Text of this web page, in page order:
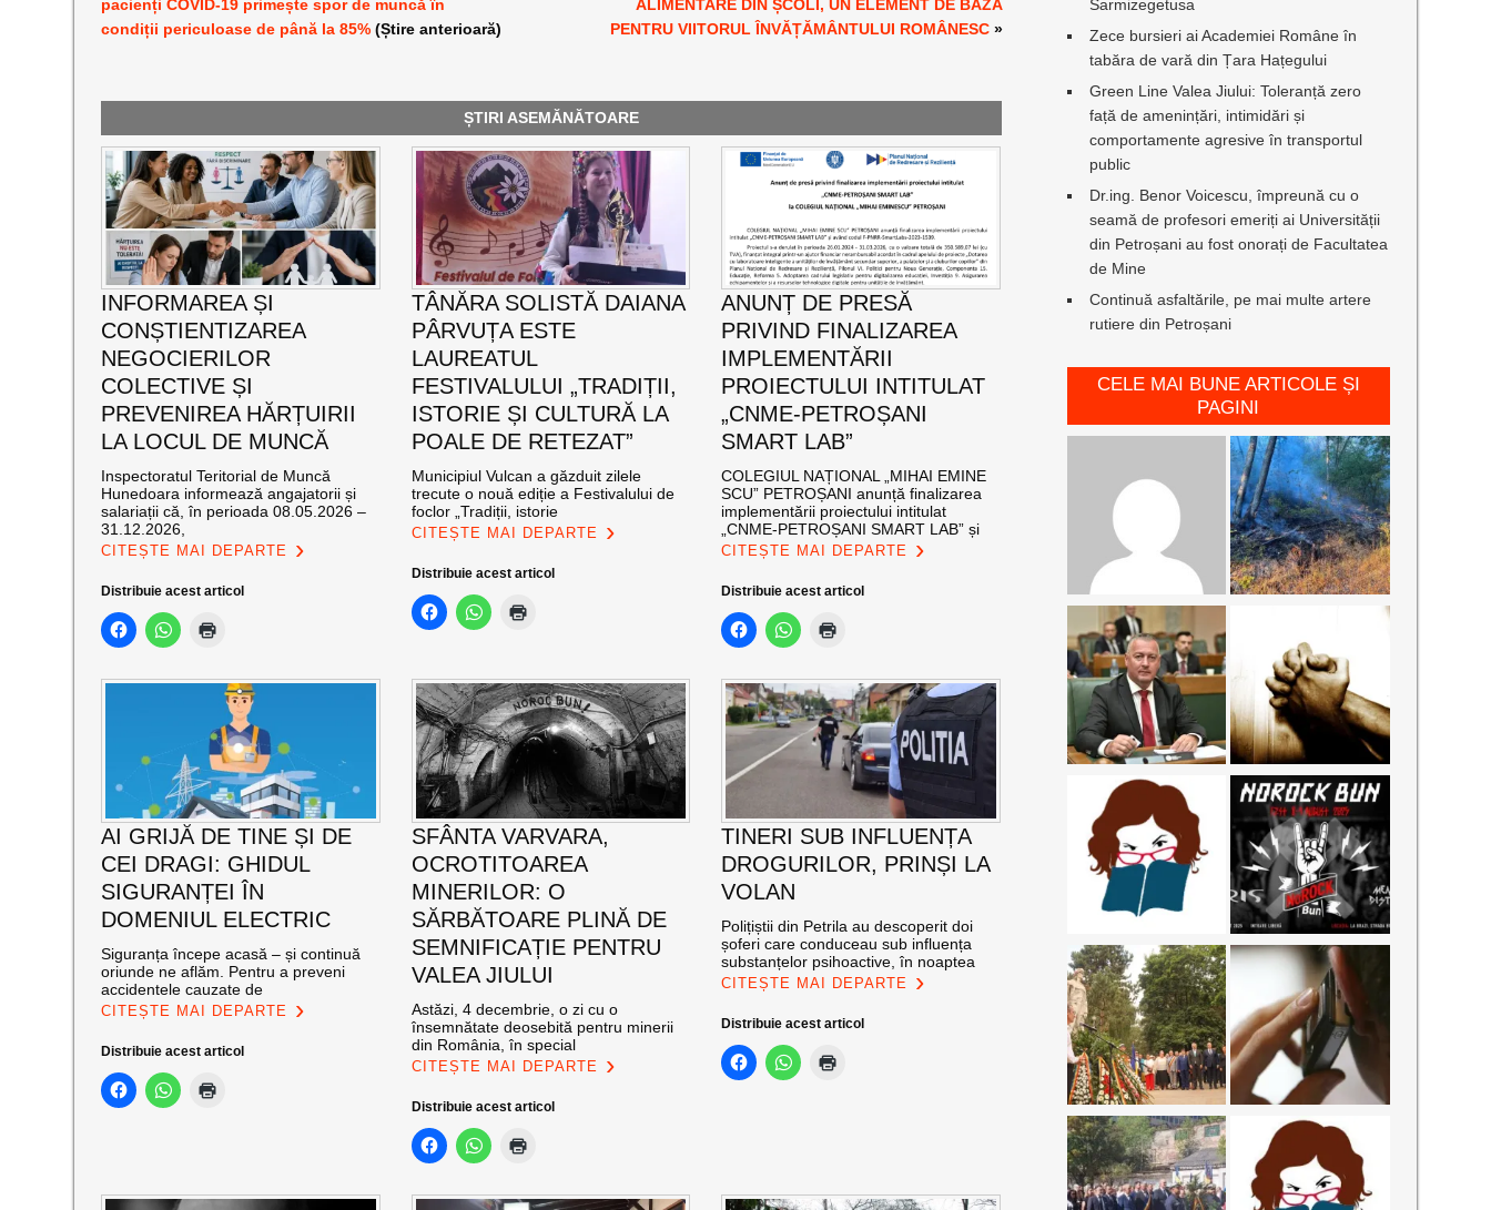
pacienți COVID-19 primește spor de muncă în
condiții periculoase de până la 85% (Știre anterioară)
ALIMENTARE DIN ȘCOLI, UN ELEMENT DE BAZĂ
PENTRU VIITORUL ÎNVĂȚĂMÂNTULUI ROMÂNESC »
ȘTIRI ASEMĂNĂTOARE
INFORMAREA ȘI
CONȘTIENTIZAREA
NEGOCIERILOR
COLECTIVE ȘI
PREVENIREA HĂRȚUIRII
LA LOCUL DE MUNCĂ
Inspectoratul Teritorial de Muncă
Hunedoara informează angajatorii și
salariații că, în perioada 08.05.2026 –
31.12.2026,
CITEȘTE MAI DEPARTE
Distribuie acest articol
TÂNĂRA SOLISTĂ DAIANA
PÂRVUȚA ESTE
LAUREATUL
FESTIVALULUI „TRADIȚII,
ISTORIE ȘI CULTURĂ LA
POALE DE RETEZAT”
Municipiul Vulcan a găzduit zilele
trecute o nouă ediție a Festivalului de
foclor „Tradiții, istorie
CITEȘTE MAI DEPARTE
Distribuie acest articol
ANUNȚ DE PRESĂ
PRIVIND FINALIZAREA
IMPLEMENTĂRII
PROIECTULUI INTITULAT
„CNME-PETROȘANI
SMART LAB”
COLEGIUL NAȚIONAL „MIHAI EMINE
SCU” PETROȘANI anunță finalizarea
implementării proiectului intitulat
„CNME-PETROȘANI SMART LAB” și
CITEȘTE MAI DEPARTE
Distribuie acest articol
AI GRIJĂ DE TINE ȘI DE
CEI DRAGI: GHIDUL
SIGURANȚEI ÎN
DOMENIUL ELECTRIC
Siguranța începe acasă – și continuă
oriunde ne aflăm. Pentru a preveni
accidentele cauzate de
CITEȘTE MAI DEPARTE
Distribuie acest articol
SFÂNTA VARVARA,
OCROTITOAREA
MINERILOR: O
SĂRBĂTOARE PLINĂ DE
SEMNIFICAȚIE PENTRU
VALEA JIULUI
Astăzi, 4 decembrie, o zi cu o
însemnătate deosebită pentru minerii
din România, în special
CITEȘTE MAI DEPARTE
Distribuie acest articol
TINERI SUB INFLUENȚA
DROGURILOR, PRINȘI LA
VOLAN
Polițiștii din Petrila au descoperit doi
șoferi care conduceau sub influența
substanțelor psihoactive, în noaptea
CITEȘTE MAI DEPARTE
Distribuie acest articol
Sarmizegetusa
Zece bursieri ai Academiei Române în
tabăra de vară din Țara Hațegului
Green Line Valea Jiului: Toleranță zero
față de amenințări, intimidări și
comportamente agresive în transportul
public
Dr.ing. Benor Voicescu, împreună cu o
seamă de profesori emeriți ai Universității
din Petroșani au fost onorați de Facultatea
de Mine
Continuă asfaltările, pe mai multe artere
rutiere din Petroșani
CELE MAI BUNE ARTICOLE ȘI
PAGINI